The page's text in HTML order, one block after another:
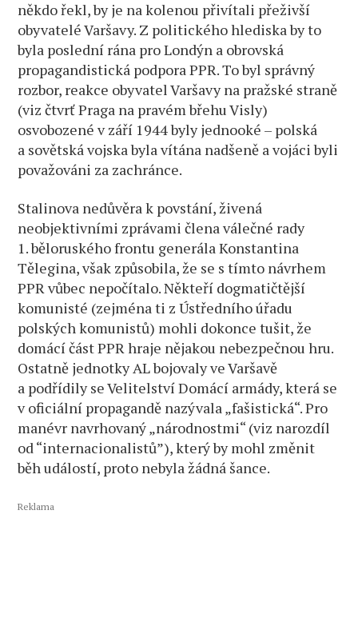
někdo řekl, by je na kolenou přivítali přeživší
obyvatelé Varšavy. Z politického hlediska by to
byla poslední rána pro Londýn a obrovská
propagandistická podpora PPR. To byl správný
rozbor, reakce obyvatel Varšavy na pražské straně
(viz čtvrť Praga na pravém břehu Visly)
osvobozené v září 1944 byly jednooké – polská
a sovětská vojska byla vítána nadšeně a vojáci byli
považováni za zachránce.
Stalinova nedůvěra k povstání, živená
neobjektivními zprávami člena válečné rady
1. běloruského frontu generála Konstantina
Tělegina, však způsobila, že se s tímto návrhem
PPR vůbec nepočítalo. Někteří dogmatičtější
komunisté (zejména ti z Ústředního úřadu
polských komunistů) mohli dokonce tušit, že
domácí část PPR hraje nějakou nebezpečnou hru.
Ostatně jednotky AL bojovaly ve Varšavě
a podřídily se Velitelství Domácí armády, která se
v oficiální propagandě nazývala „fašistická“. Pro
manévr navrhovaný „národnostmi“ (viz narozdíl
od “internacionalistů”), který by mohl změnit
běh událostí, proto nebyla žádná šance.
Reklama